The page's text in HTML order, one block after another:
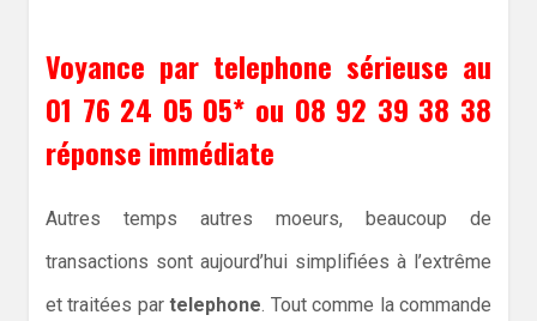
Voyance par telephone sérieuse au
01 76 24 05 05* ou 08 92 39 38 38
réponse immédiate
Autres temps autres moeurs, beaucoup de
transactions sont aujourd’hui simplifiées à l’extrême
et traitées partelephone. Tout comme la commande